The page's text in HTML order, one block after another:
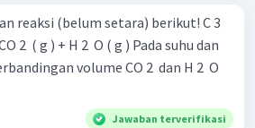
reaksi (belum setara) berikut! C 3
) + H 2 ​ O ( g ) Pada suhu dan
volume CO 2 ​ dan H 2 ​ O
Jawaban terverifikasi